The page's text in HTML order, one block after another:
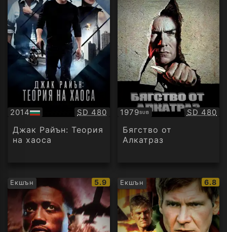
2014
БГ
аудио
Качество:
SD 480
Джак Райън: Теория
на хаоса
1979SUB
Субтитри SD 480
Бягство от
Алкатраз
Екшън
IMDb
рейтинг:
5.9 Екшън
IMDb
6.8